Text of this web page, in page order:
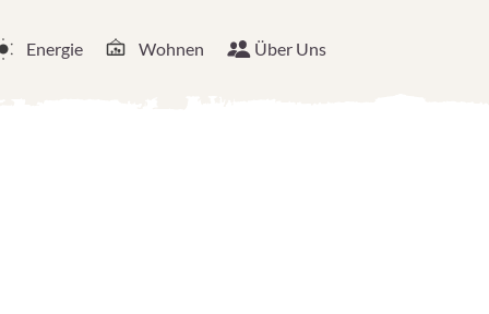
Energie Wohnen Über Uns